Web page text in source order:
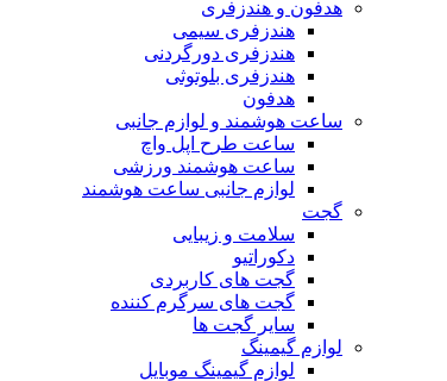
هدفون و هندزفری
هندزفری سیمی
هندزفری دورگردنی
هندزفری بلوتوثی
هدفون
ساعت هوشمند و لوازم جانبی
ساعت طرح اپل واچ
ساعت هوشمند ورزشی
لوازم جانبی ساعت هوشمند
گجت
سلامت و زیبایی
دکوراتیو
گجت های کاربردی
گجت های سرگرم کننده
سایر گجت ها
لوازم گیمینگ
لوازم گیمینگ موبایل